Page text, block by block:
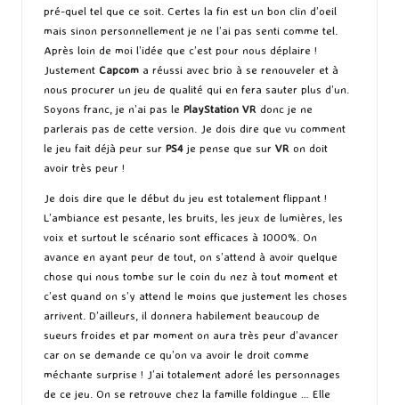
pré-quel tel que ce soit. Certes la fin est un bon clin d’oeil
mais sinon personnellement je ne l’ai pas senti comme tel.
Après loin de moi l’idée que c’est pour nous déplaire !
Justement Capcom a réussi avec brio à se renouveler et à
nous procurer un jeu de qualité qui en fera sauter plus d’un.
Soyons franc, je n’ai pas le PlayStation VR donc je ne
parlerais pas de cette version. Je dois dire que vu comment
le jeu fait déjà peur sur PS4 je pense que sur VR on doit
avoir très peur !
Je dois dire que le début du jeu est totalement flippant !
L’ambiance est pesante, les bruits, les jeux de lumières, les
voix et surtout le scénario sont efficaces à 1000%. On
avance en ayant peur de tout, on s’attend à avoir quelque
chose qui nous tombe sur le coin du nez à tout moment et
c’est quand on s’y attend le moins que justement les choses
arrivent. D’ailleurs, il donnera habilement beaucoup de
sueurs froides et par moment on aura très peur d’avancer
car on se demande ce qu’on va avoir le droit comme
méchante surprise ! J’ai totalement adoré les personnages
de ce jeu. On se retrouve chez la famille foldingue … Elle